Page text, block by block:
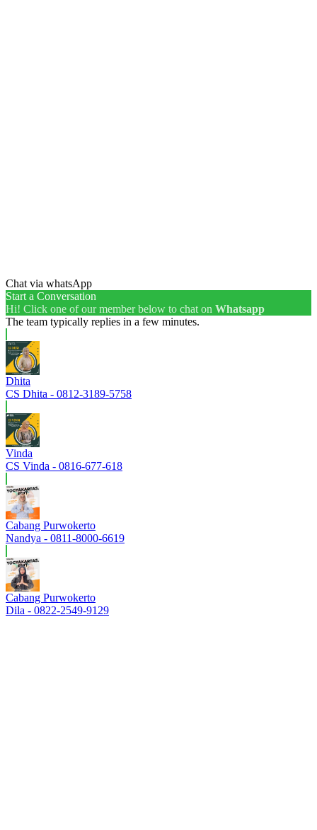
Chat via whatsApp
Start a Conversation
Hi! Click one of our member below to chat on Whatsapp
The team typically replies in a few minutes.
Dhita
CS Dhita - 0812-3189-5758
Vinda
CS Vinda - 0816-677-618
Cabang Purwokerto
Nandya - 0811-8000-6619
Cabang Purwokerto
Dila - 0822-2549-9129